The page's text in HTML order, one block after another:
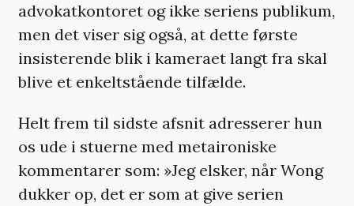
advokatkontoret og ikke seriens publikum,
men det viser sig også, at dette første
insisterende blik i kameraet langt fra skal
blive et enkeltstående tilfælde.
Helt frem til sidste afsnit adresserer hun
os ude i stuerne med metaironiske
kommentarer som: »Jeg elsker, når Wong
dukker op, det er som at give serien